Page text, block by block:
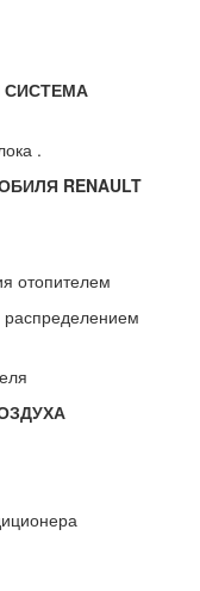
.
RENAULT
отопителем
распределением